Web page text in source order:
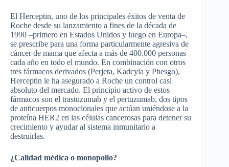
El Herceptin, uno de los principales éxitos de venta de
Roche desde su lanzamiento a fines de la década de
1990 –primero en Estados Unidos y luego en Europa–,
se prescribe para una forma particularmente agresiva de
cáncer de mama que afecta a más de 400.000 personas
cada año en todo el mundo. En combinación con otros
tres fármacos derivados (Perjeta, Kadcyla y Phesgo),
Herceptin le ha asegurado a Roche un control casi
absoluto del mercado. El principio activo de estos
fármacos son el trastuzumab y el pertuzumab, dos tipos
de anticuerpos monoclonales que actúan uniéndose a la
proteína HER2 en las células cancerosas para detener su
crecimiento y ayudar al sistema inmunitario a
destruirlas.
¿Calidad médica o monopolio?